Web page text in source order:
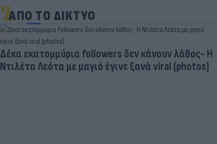
ΑΠΟ ΤΟ ΔΙΚΤΥΟ
Δέκα εκατομμύρια followers δεν κάνουν λάθος- Η
Ντιλέτα Λεότα με μαγιό έγινε ξανά viral (photos)